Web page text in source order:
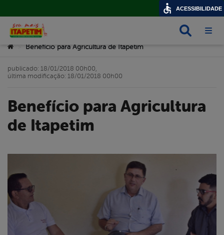
Você está aqui:
Benefício para Agricultura de Itapetim
Benefício para Agricultura
de Itapetim
publicado: 18/01/2018 00h00,
última modificação: 18/01/2018 00h00
ACESSIBILIDADE